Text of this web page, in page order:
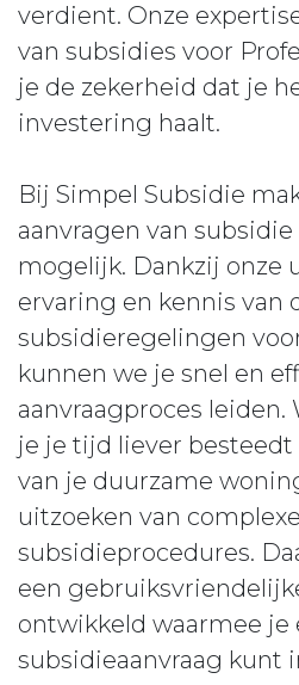
verdient. Onze
van subsidies voor
je de zekerheid dat je
investering haalt.
Bij Simpel Subsidie
aanvragen van
mogelijk. Dankzij onze
ervaring en kennis van
subsidieregelingen
kunnen we je snel en
aanvraagproces
je je tijd liever
van je duurzame
uitzoeken van complexe
subsidieprocedures.
een
ontwikkeld waarmee je
subsidieaanvraag kunt